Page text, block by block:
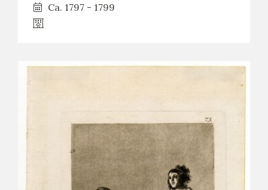
Ca. 1797 - 1799